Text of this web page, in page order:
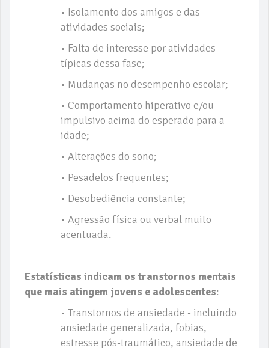
• Isolamento dos amigos e das
atividades sociais;
• Falta de interesse por atividades
típicas dessa fase;
• Mudanças no desempenho escolar;
• Comportamento hiperativo e/ou
impulsivo acima do esperado para a
idade;
• Alterações do sono;
• Pesadelos frequentes;
• Desobediência constante;
• Agressão física ou verbal muito
acentuada.
Estatísticas indicam os transtornos mentais
que mais atingem jovens e adolescentes:
• Transtornos de ansiedade - incluindo
ansiedade generalizada, fobias,
estresse pós-traumático, ansiedade de